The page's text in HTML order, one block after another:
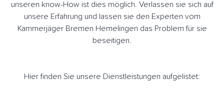
unseren know-How ist dies möglich. Verlassen sie sich auf
unsere Erfahrung und lassen sie den Experten vom
Kammerjäger Bremen Hemelingen das Problem für sie
beseitigen.
Hier finden Sie unsere Dienstleistungen aufgelistet: